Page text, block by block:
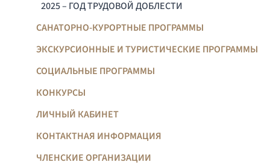
2025 – ГОД ТРУДОВОЙ ДОБЛЕСТИ
САНАТОРНО-КУРОРТНЫЕ ПРОГРАММЫ
ЭКСКУРСИОННЫЕ И ТУРИСТИЧЕСКИЕ ПРОГРАММЫ
СОЦИАЛЬНЫЕ ПРОГРАММЫ
КОНКУРСЫ
ЛИЧНЫЙ КАБИНЕТ
КОНТАКТНАЯ ИНФОРМАЦИЯ
ЧЛЕНСКИЕ ОРГАНИЗАЦИИ